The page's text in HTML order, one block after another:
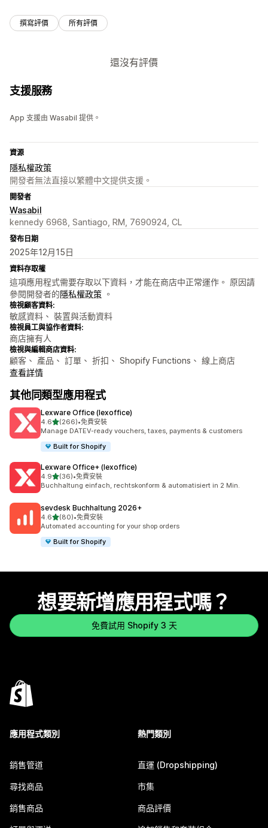
撰寫評價 所有評價
還沒有評價
支援服務
App 支援由 Wasabil 提供。
資源
隱私權政策
開發者無法直接以繁體中文提供支援。
開發者
Wasabil
kennedy 6968, Santiago, RM, 7690924, CL
發布日期
2025年12月15日
資料存取權
這項應用程式需要存取以下資料，才能在商店中正常運作。 原因請
參閱開發者的隱私權政策 。
檢視顧客資料:
敏感資料、 裝置與活動資料
檢視員工與協作者資料:
商店擁有人
檢視與編輯商店資料:
顧客、 產品、 訂單、 折扣、 Shopify Functions、 線上商店
查看詳情
其他同類型應用程式
Lexware Office (lexoffice)
4.6滿分 5 顆星
(266)
共有 266 則評價
•免費安裝
Manage DATEV-ready vouchers, taxes, payments & customers
Built for Shopify
Lexware Office+ (lexoffice)
4.9滿分 5 顆星
(36)
共有 36 則評價
•免費安裝
Buchhaltung einfach, rechtskonform & automatisiert in 2 Min.
sevdesk Buchhaltung 2026+
4.6滿分 5 顆星
(80)
共有 80 則評價
•免費安裝
Automated accounting for your shop orders
Built for Shopify
想要新增應用程式嗎？
免費試用 Shopify 3 天
應用程式類別
銷售管道
尋找商品
銷售商品
熱門類別
直運 (Dropshipping)
市集
商品評價